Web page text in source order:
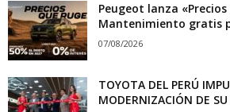
Peugeot lanza «Precios
Mantenimiento gratis
07/08/2026
TOYOTA DEL PERÚ
MODERNIZACIÓN DE